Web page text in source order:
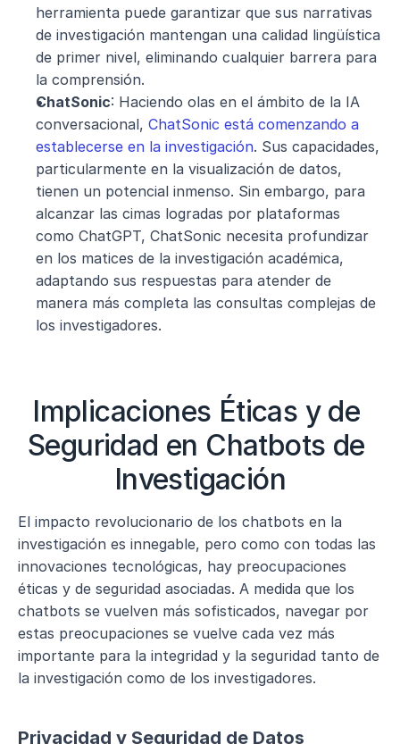
herramienta puede garantizar que sus narrativas
de investigación mantengan una calidad lingüística
de primer nivel, eliminando cualquier barrera para
la comprensión.
ChatSonic: Haciendo olas en el ámbito de la IA
conversacional, ChatSonic está comenzando a
establecerse en la investigación. Sus capacidades,
particularmente en la visualización de datos,
tienen un potencial inmenso. Sin embargo, para
alcanzar las cimas logradas por plataformas
como ChatGPT, ChatSonic necesita profundizar
en los matices de la investigación académica,
adaptando sus respuestas para atender de
manera más completa las consultas complejas de
los investigadores.
Implicaciones Éticas y de
Seguridad en Chatbots de
Investigación
El impacto revolucionario de los chatbots en la
investigación es innegable, pero como con todas las
innovaciones tecnológicas, hay preocupaciones
éticas y de seguridad asociadas. A medida que los
chatbots se vuelven más sofisticados, navegar por
estas preocupaciones se vuelve cada vez más
importante para la integridad y la seguridad tanto de
la investigación como de los investigadores.
Privacidad y Seguridad de Datos